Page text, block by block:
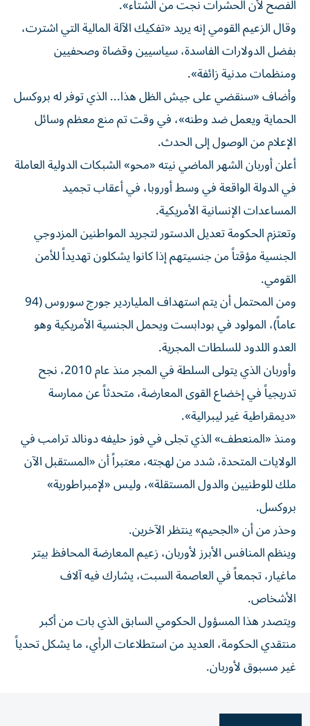
الفصح لأن الحشرات نجت من الشتاء».
وقال الزعيم القومي إنه يريد «تفكيك الآلة المالية التي اشترت،
بفضل الدولارات الفاسدة، سياسيين وقضاة وصحفيين
ومنظمات مدنية زائفة».
وأضاف «سنقضي على جيش الظل هذا... الذي توفر له بروكسل
الحماية ويعمل ضد وطنه»، في وقت تم منع معظم وسائل
الإعلام من الوصول إلى الحدث.
أعلن أوربان الشهر الماضي نيته «محو» الشبكات الدولية العاملة
في الدولة الواقعة في وسط أوروبا، في أعقاب تجميد
المساعدات الإنسانية الأمريكية.
وتعتزم الحكومة تعديل الدستور لتجريد المواطنين المزدوجي
الجنسية مؤقتاً من جنسيتهم إذا كانوا يشكلون تهديداً للأمن
القومي.
ومن المحتمل أن يتم استهداف الملياردير جورج سوروس (94
عاماً)، المولود في بودابست ويحمل الجنسية الأمريكية وهو
العدو اللدود للسلطات المجرية.
وأوربان الذي يتولى السلطة في المجر منذ عام 2010، نجح
تدريجياً في إخضاع القوى المعارضة، متحدثاً عن ممارسة
«ديمقراطية غير ليبرالية».
ومنذ «المنعطف» الذي تجلى في فوز حليفه دونالد ترامب في
الولايات المتحدة، شدد من لهجته، معتبراً أن «المستقبل الآن
ملك للوطنيين والدول المستقلة»، وليس «لإمبراطورية»
بروكسل.
وحذر من أن «الجحيم» ينتظر الآخرين.
وينظم المنافس الأبرز لأوربان، زعيم المعارضة المحافظ بيتر
ماغيار، تجمعاً في العاصمة السبت، يشارك فيه آلاف
الأشخاص.
ويتصدر هذا المسؤول الحكومي السابق الذي بات من أكبر
منتقدي الحكومة، العديد من استطلاعات الرأي، ما يشكل تحدياً
غير مسبوق لأوربان.